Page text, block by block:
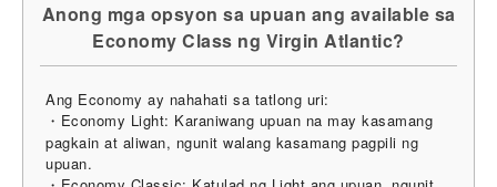
Anong mga opsyon sa upuan ang available sa
Economy Class ng Virgin Atlantic?
Ang Economy ay nahahati sa tatlong uri:
・Economy Light: Karaniwang upuan na may kasamang
pagkain at aliwan, ngunit walang kasamang pagpili ng
upuan.